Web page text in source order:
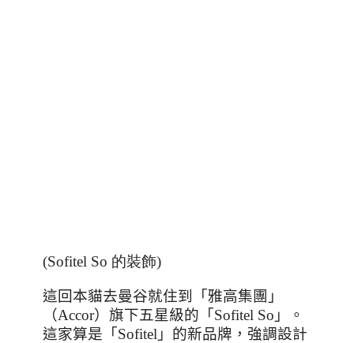
(Sofitel So 的裝飾)
這回本貓去曼谷就住到「雅高集團」
（Accor）旗下五星級的「Sofitel So 」。
這家算是「Sofitel 」的新品牌，強調設計